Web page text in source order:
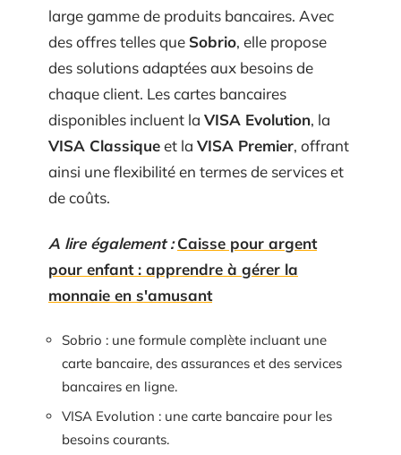
large gamme de produits bancaires. Avec
des offres telles que Sobrio, elle propose
des solutions adaptées aux besoins de
chaque client. Les cartes bancaires
disponibles incluent la VISA Evolution, la
VISA Classiqueet la VISA Premier, offrant
ainsi une flexibilité en termes de services et
de coûts.
A lire également : Caisse pour argent
pour enfant : apprendre à gérer la
monnaie en s'amusant
Sobrio : une formule complète incluant une
carte bancaire, des assurances et des services
bancaires en ligne.
VISA Evolution : une carte bancaire pour les
besoins courants.